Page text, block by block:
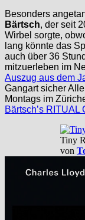
Besonders
Bärtsch, der seit
Wirbel sorgte,
lang könnte das
auch über 36
mitzuerleben im
Auszug aus dem
Gangart sicher
Montags im
Bärtsch’s RITUAL
Tiny
von